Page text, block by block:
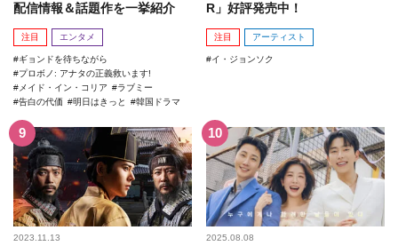
配信情報＆話題作を一挙紹介
注目 エンタメ
ギョンドを待ちながら
プロボノ: アナタの正義救います!
メイド・イン・コリア
ラブミー
告白の代価
明日はきっと 韓国ドラマ
R」好評発売中！
注目 アーティスト
イ・ジョンソク
2023.11.13 2025.08.08